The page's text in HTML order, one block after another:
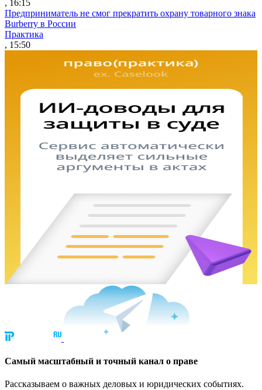
, 16:15
Предприниматель не смог прекратить охрану товарного знака
Burberry в России
Практика
, 15:50
Cамый масштабный и точный канал о праве
Рассказываем о важных деловых и юридических событиях.